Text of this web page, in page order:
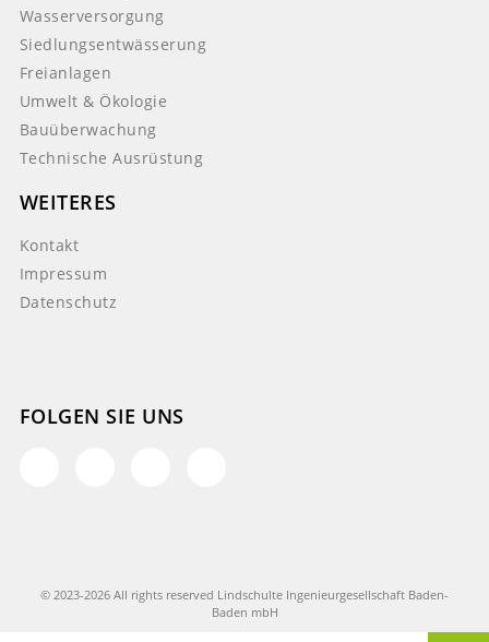
Wasserversorgung
Siedlungsentwässerung
Freianlagen
Umwelt & Ökologie
Bauüberwachung
Technische Ausrüstung
WEITERES
Kontakt
Impressum
Datenschutz
FOLGEN SIE UNS
© 2023-2026 All rights reserved Lindschulte Ingenieurgesellschaft Baden-
Baden mbH